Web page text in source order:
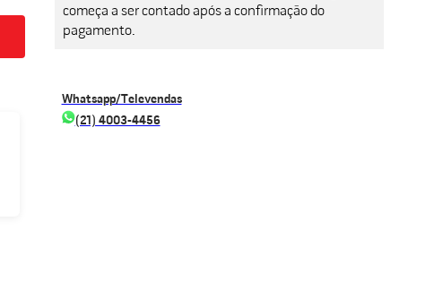
começa a ser contado após a confirmação do
pagamento.
Whatsapp/Televendas
(21) 4003-4456